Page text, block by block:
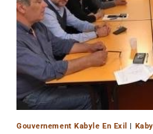
Gouvernement Kabyle En Exil |